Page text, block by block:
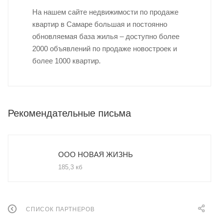
На нашем сайте недвижимости по продаже
квартир в Самаре большая и постоянно
обновляемая база жилья – доступно более
2000 объявлений по продаже новостроек и
более 1000 квартир.
Рекомендательные письма
ООО НОВАЯ ЖИЗНЬ
185,3 кб
СПИСОК ПАРТНЕРОВ